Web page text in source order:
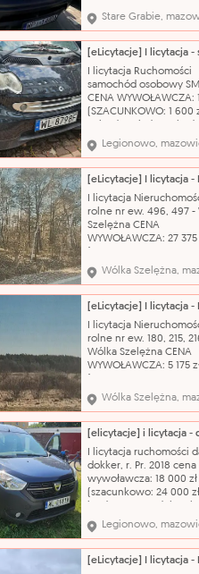
kluczyka, brak
dokumentów,
powłoka lakiernicza.
katalogowa: Samochód
osobowy Marka:
Pathfinder Typ
ciężarowy Pojemność
Stare Grabie,
I licytacja Ruchomości
samochód osobowy
CENA WYWOŁAWCZA:
(SZACUNKOWO: 1 600
prawy tył (wypadek
komunikacyjny,
prawe tylne koło) brak
powietrza , badanie
do 25.08.2026r, brak
możliwości odpalenia
brak możliwości
Legionowo,
I licytacja
rolne nr ew. 496, 497 -
Szelężna CENA
WYWOŁAWCZA: 27 375
Nazwa katalogowa:
Oznaczenie księgi
lub zbiór dokumentów:
RA1Z/00012985/5
inne prawa rzeczowe:
własność Numer
działki i powierzchn
Wólka Szelężna,
I licytacja
rolne nr ew. 180, 215,
Wólka Szelężna CENA
WYWOŁAWCZA: 5 175
Działki położone są w
ekstensywnego
oznaczonych
RE w obszarze
chronionego "Dolina
Zwolenki". Nazwa
Wólka Szelężna,
I licytacja ruchomości
dokker, r. Pr. 2018 cena
wywoławcza: 18 000 zł
(szacunkowo: 24 000
szyby w lewych
auta. Nazwa
samochód osobowy
dacia model: dokker
Legionowo,